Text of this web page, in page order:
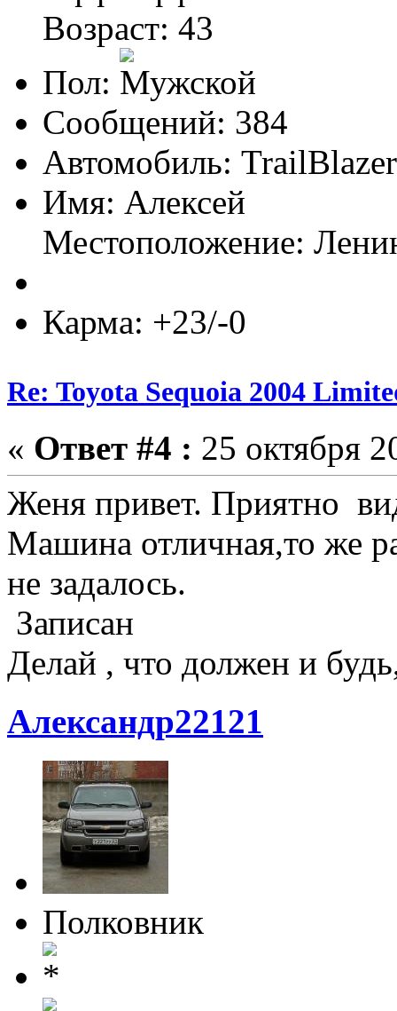
Возраст: 43
Пол:
Сообщений: 384
Автомобиль:
Имя: Алексей
Местоположение:
Карма: +23/-0
Re: Toyota Sequoia 2004
« Ответ #4 : 25 октября
Женя привет. Приятно
Машина отличная,то же
не задалось.
Записан
Делай , что должен и
Александр22121
Полковник